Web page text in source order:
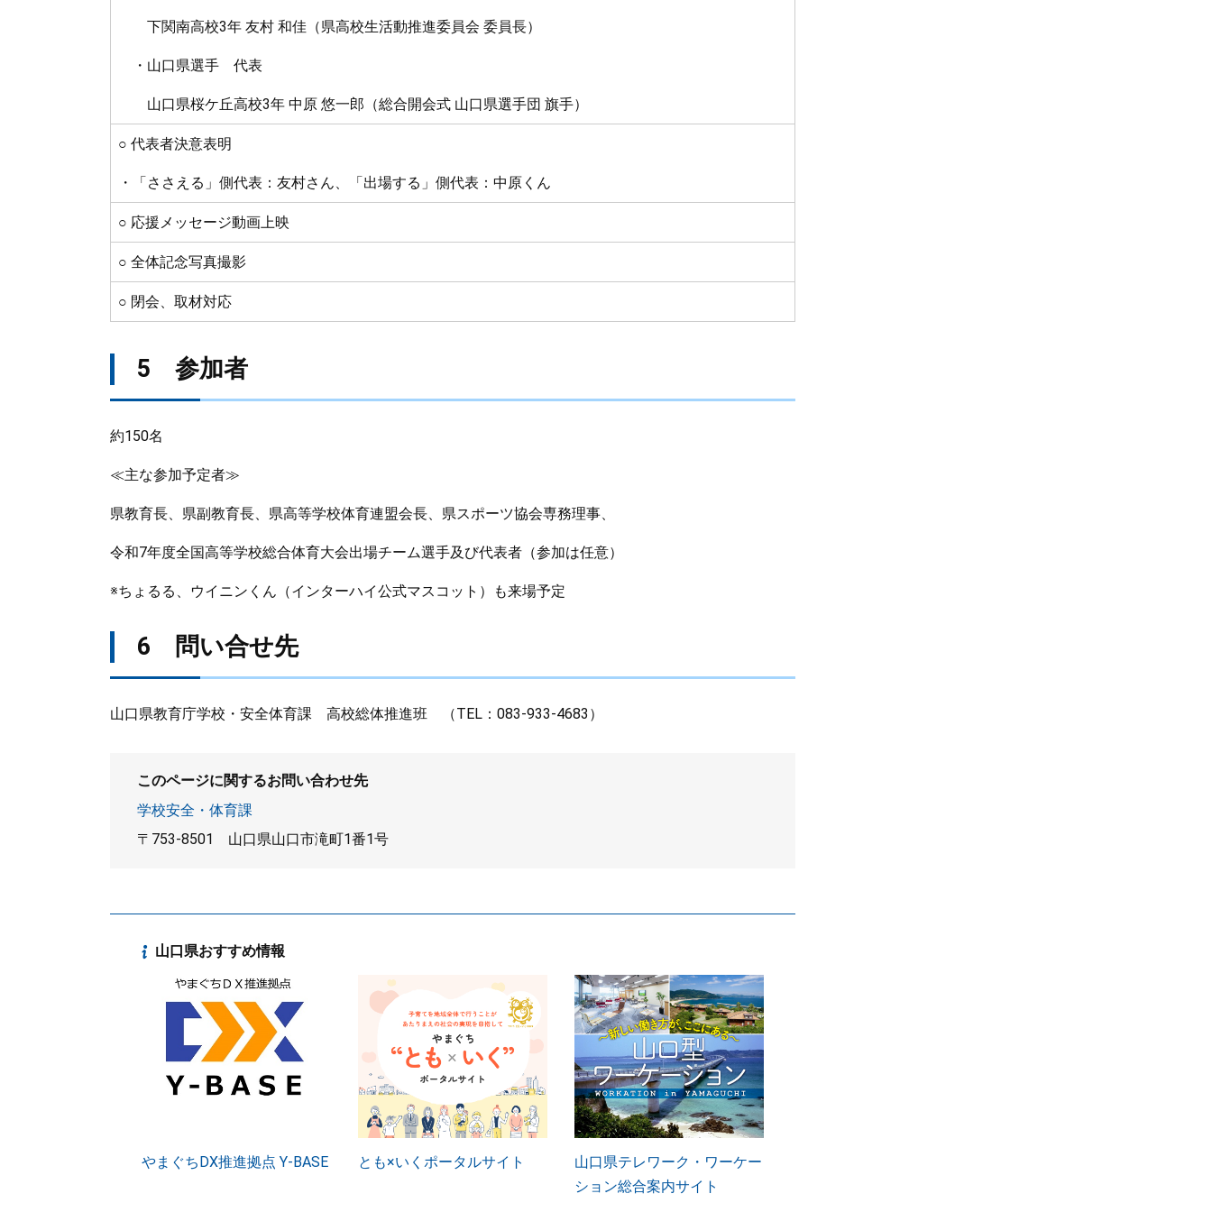
下関南高校3年 友村 和佳（県高校生活動推進委員会 委員長）
・山口県選手 代表
山口県桜ケ丘高校3年 中原 悠一郎（総合開会式 山口県選手団 旗手）
○ 代表者決意表明
・「ささえる」側代表：友村さん、「出場する」側代表：中原くん
○ 応援メッセージ動画上映
○ 全体記念写真撮影
○ 閉会、取材対応
5 参加者
約150名
≪主な参加予定者≫
県教育長、県副教育長、県高等学校体育連盟会長、県スポーツ協会専務理事、
令和7年度全国高等学校総合体育大会出場チーム選手及び代表者（参加は任意）
※ちょるる、ウイニンくん（インターハイ公式マスコット）も来場予定
6 問い合せ先
山口県教育庁学校・安全体育課 高校総体推進班 （TEL：083-933-4683）
このページに関するお問い合わせ先
学校安全・体育課
〒753-8501
山口県山口市滝町1番1号
山口県おすすめ情報
やまぐちDX推進拠点 Y-BASE とも×いくポータルサイト
山口県テレワーク・ワーケー
ション総合案内サイト